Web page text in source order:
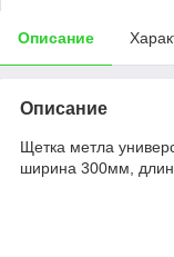
Описание
Описание
Щетка метла
ширина 300мм,